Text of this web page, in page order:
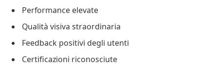
Performance elevate
Qualità visiva straordinaria
Feedback positivi degli utenti
Certificazioni riconosciute